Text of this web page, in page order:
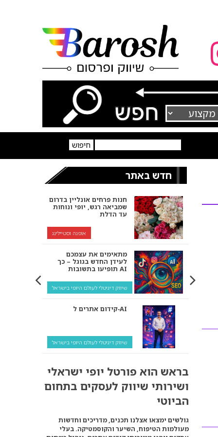
חדש באתר
חנות פרחים אונליין בדרום
שמביאה רגש, יופי ונוחות
עד הדלת
אופנה וסטיילינג
מתאימים את עצמכם
לעידן החדש בגוגל – כך
תופיעו בתשובות AI
שיווק דיגיטלי לעולם היופי בישראל
קידום אתרים ל‑AI
שיווק דיגיטלי לעולם היופי בישראל
ולמה העסק שלך צריך
להתאים את עצמו אליהם?
קידום ל‑AI לעומת קידום
רגיל: איפה הכסף נמצא
באמת?
בראש הוא פורטל יופי ישראלי
ושירותי שיווק לעסקים בתחום
הביוטי
גולשים ימצאו אצלנו תכנים, מדריכים וחדשות
מעולמות הטיפוח, השיער והקוסמטיקה. בעלי